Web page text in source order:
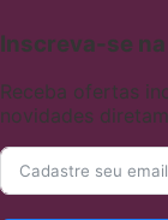
Inscreva-se
Receba ofertas
novidades